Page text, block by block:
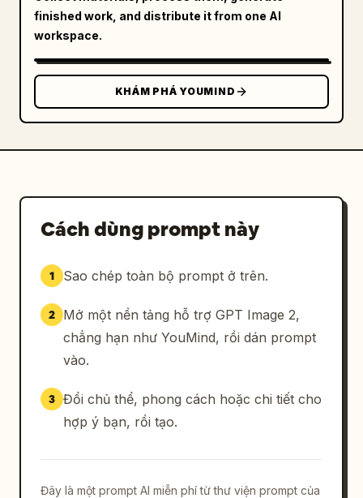
finished work, and distribute it from one AI
workspace.
KHÁM PHÁ YOUMIND
Cách dùng prompt này
1 Sao chép toàn bộ prompt ở trên.
2
Mở một nền tảng hỗ trợ GPT Image 2,
chẳng hạn như YouMind, rồi dán prompt
vào.
3 Đổi chủ thể, phong cách hoặc chi tiết cho
hợp ý bạn, rồi tạo.
Đây là một prompt AI miễn phí từ thư viện prompt của